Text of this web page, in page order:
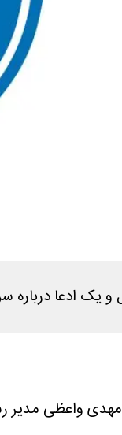
و یک ادعا
واعظی مدیر